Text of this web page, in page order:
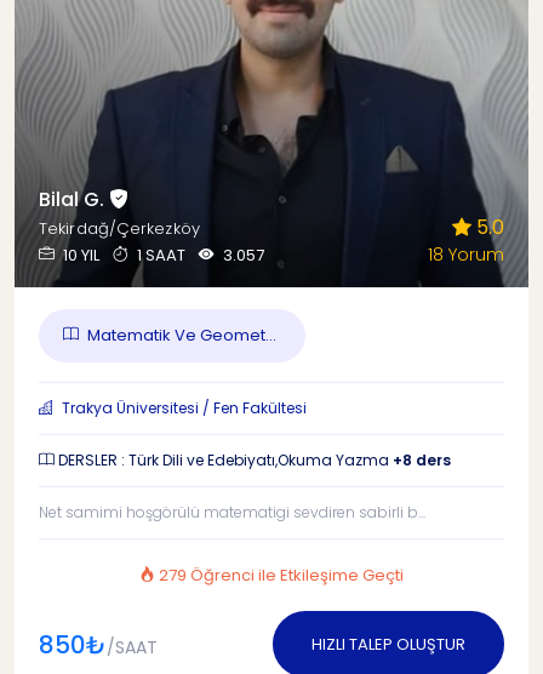
Bilal G.
Tekirdağ/Çerkezköy
10 YIL
1 SAAT 3.057
5.0
18 Yorum
Matematik Ve Geomet...
Trakya Üniversitesi / Fen Fakültesi
DERSLER : Türk Dili ve Edebiyatı,Okuma Yazma +8 ders
Net samimi hoşgörülü matematigi sevdiren sabirli b...
279 Öğrenci ile Etkileşime Geçti
850₺/SAAT HIZLI TALEP OLUŞTUR